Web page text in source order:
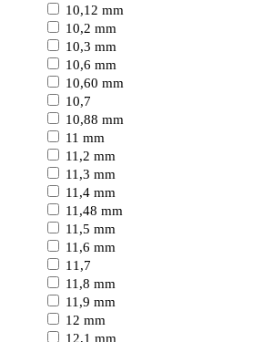
10,12 mm
10,2 mm
10,3 mm
10,6 mm
10,60 mm
10,7
10,88 mm
11 mm
11,2 mm
11,3 mm
11,4 mm
11,48 mm
11,5 mm
11,6 mm
11,7
11,8 mm
11,9 mm
12 mm
12,1 mm